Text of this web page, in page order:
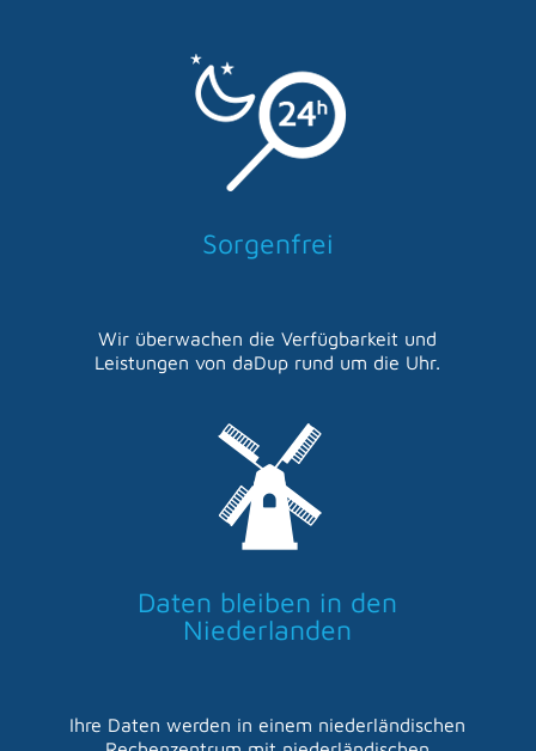
Sorgenfrei
Wir überwachen die Verfügbarkeit und
Leistungen von daDup rund um die Uhr.
Daten bleiben in den
Niederlanden
Ihre Daten werden in einem niederländischen